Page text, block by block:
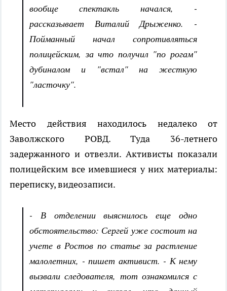
вообще спектакль начался, -
рассказывает Виталий Дрыженко. -
Пойманный начал сопротивляться
полицейским, за что получил "по рогам"
дубиналом и "встал" на жесткую
"ласточку".
Место действия находилось недалеко от
Заволжского РОВД. Туда 36-летнего
задержанного и отвезли. Активисты показали
полицейским все имевшиеся у них материалы:
переписку, видеозаписи.
- В отделении выяснилось еще одно
обстоятельство: Сергей уже состоит на
учете в Ростов по статье за растление
малолетних, - пишет активист. - К нему
вызвали следователя, тот ознакомился с